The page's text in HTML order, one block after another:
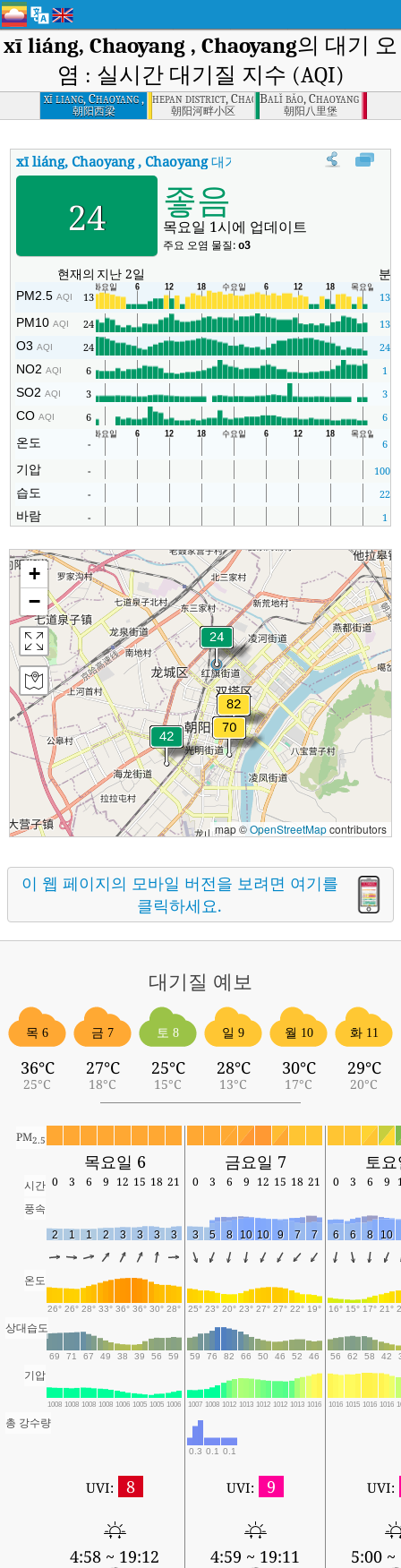
xī liáng, Chaoyang , Chaoyang의 대기 오
염 : 실시간 대기질 지수 (AQI)
xī liang, Chaoyang ,
Chaoyang
朝阳西梁
hepan district, Chaoyang , Chaoyang
朝阳河畔小区
Balǐ bǎo, Chaoyang ,
朝阳八里堡
xī liáng, Chaoyang , Chaoyang대기질 지수 xī liáng, Chaoyang ,
24 좋음
목요일 1시에 업데이트
주요 오염 물질:o3
현재의 지난 2일 분
PM2.5AQI 13 13
PM10AQI 24 13
O3AQI 24 24
NO2AQI 6 1
SO2AQI 3 3
COAQI 6 6
온도 - 6
기압 - 1001
습도 - 22
바람 - 1
+
−
map ©OpenStreetMapcontributors
이 웹 페이지의 모바일 버전을 보려면 여기를
클릭하세요.
대기질 예보
목 6
36°C
25°C
금 7
27°C
18°C
토 8
25°C
15°C
일 9
28°C
13°C
월 10
30°C
17°C
화 11
29°C
20°C
PM2.5
목요일 6 금요일 7 토
시간 0 3 6 9 12 15 18 21 0 3 6 9 12 15 18 21 0 3 6 9
풍속
2 1 1 2 3 3 3 3 3 5 8 10 10 9 7 7 6 6 8 10
온도
26° 26° 28° 33° 36° 36° 30° 28° 25° 23° 20° 23° 27° 27° 22° 19° 16° 15° 17° 21°
상대습도
69 71 67 49 38 39 56 59 59 76 82 66 50 46 52 46 56 62 58 42
기압
1008 1008 1008 1008 1006 1005 1005 1006 1007 1008 1012 1013 1012 1012 1013 1016 1016 1015 1016 1016
총 강수량
0.3 0.1 0.1
UVI: 8
4:58 ~ 19:12
UVI: 9
4:59 ~ 19:11
UVI:
5:00 ~